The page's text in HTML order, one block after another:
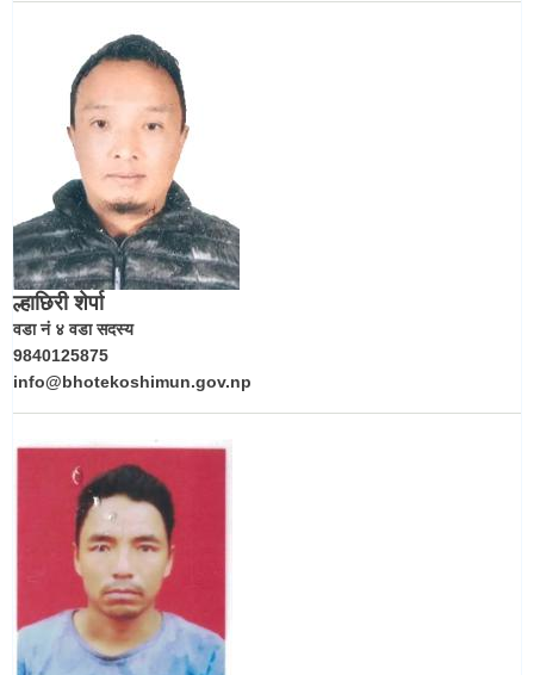
ल्हाछिरी शेर्पा
वडा नं ४ वडा सदस्य
9840125875
info@bhotekoshimun.gov.np